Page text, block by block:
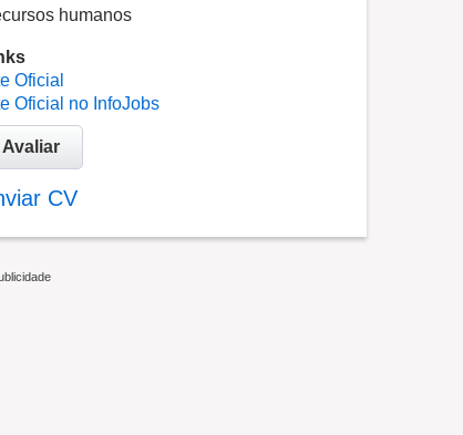
humanos
Oficial
Oficial no InfoJobs
Avaliar
CV